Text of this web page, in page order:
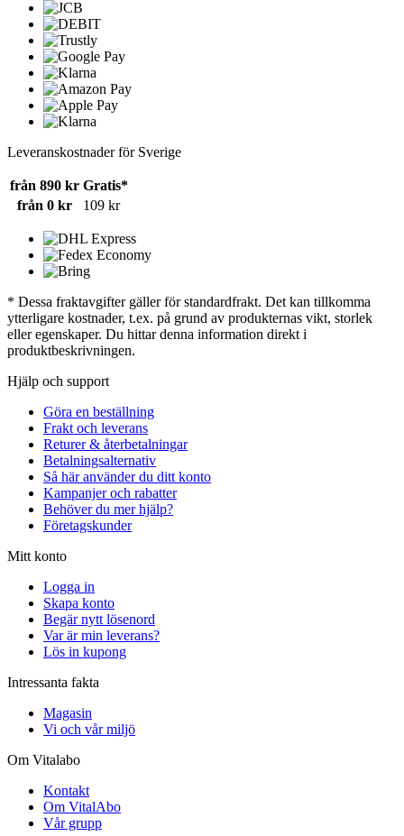
Leveranskostnader för Sverige
från 890 kr Gratis*
från 0 kr
109 kr
* Dessa fraktavgifter gäller för standardfrakt. Det kan tillkomma
ytterligare kostnader, t.ex. på grund av produkternas vikt, storlek
eller egenskaper. Du hittar denna information direkt i
produktbeskrivningen.
Hjälp och support
Göra en beställning
Frakt och leverans
Returer & återbetalningar
Betalningsalternativ
Så här använder du ditt konto
Kampanjer och rabatter
Behöver du mer hjälp?
Företagskunder
Mitt konto
Logga in
Skapa konto
Begär nytt lösenord
Var är min leverans?
Lös in kupong
Intressanta fakta
Magasin
Vi och vår miljö
Om Vitalabo
Kontakt
Om VitalAbo
Vår grupp